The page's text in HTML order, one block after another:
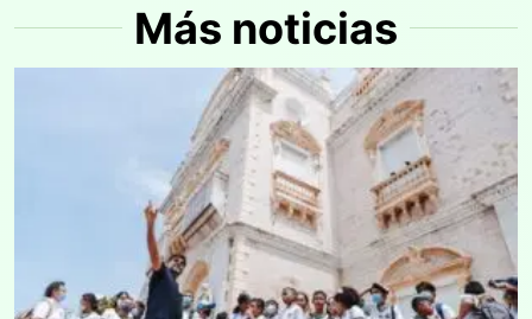
Más noticias